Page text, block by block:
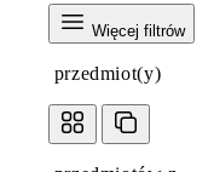
Więcej filtrów
przedmiot(y)